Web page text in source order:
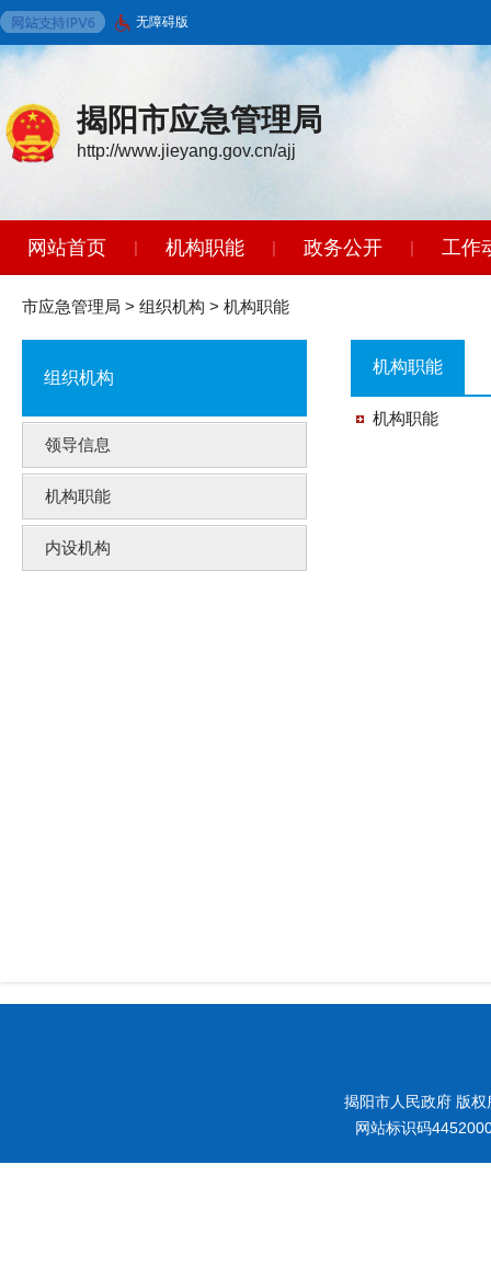
无障碍版
揭阳市应急管理局
http://www.jieyang.gov.cn/ajj
网站首页 | 机构职能 | 政务公开 | 工作
市应急管理局 > 组织机构 > 机构职能
组织机构
领导信息
机构职能
内设机构
机构职能
机构职能
揭阳市人民政府 版
网站标识码